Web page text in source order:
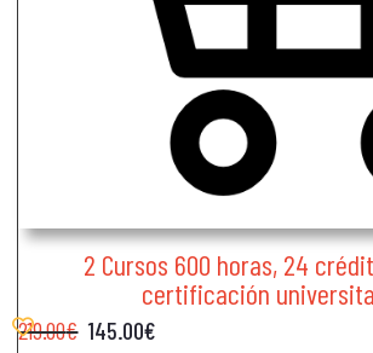
2 Cursos 600 horas, 24
certificación
219.00€ 145.00€